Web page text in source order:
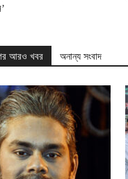
আরও খবর অনান্য সংবাদ